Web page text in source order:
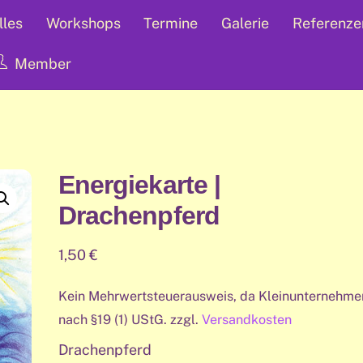
Workshops Termine Galerie
Member
Energiekarte |
Drachenpferd
1,50€
Kein Mehrwertsteuerausweis, da
nach §19 (1) UStG. zzgl.Versandkosten
Drachenpferd